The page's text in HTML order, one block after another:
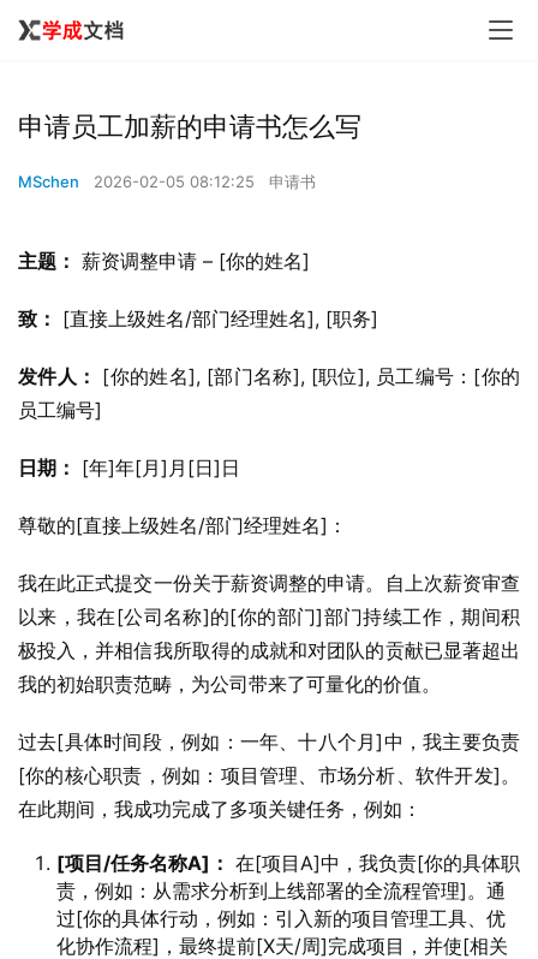
申请员工加薪的申请书怎么写
MSchen 2026-02-05 08:12:25 申请书
主题： 薪资调整申请 – [你的姓名]
致： [直接上级姓名/部门经理姓名], [职务]
发件人： [你的姓名], [部门名称], [职位], 员工编号：[你的
员工编号]
日期： [年]年[月]月[日]日
尊敬的[直接上级姓名/部门经理姓名]：
我在此正式提交一份关于薪资调整的申请。自上次薪资审查
以来，我在[公司名称]的[你的部门]部门持续工作，期间积
极投入，并相信我所取得的成就和对团队的贡献已显著超出
我的初始职责范畴，为公司带来了可量化的价值。
过去[具体时间段，例如：一年、十八个月]中，我主要负责
[你的核心职责，例如：项目管理、市场分析、软件开发]。
在此期间，我成功完成了多项关键任务，例如：
[项目/任务名称A]： 在[项目A]中，我负责[你的具体职
责，例如：从需求分析到上线部署的全流程管理]。通
过[你的具体行动，例如：引入新的项目管理工具、优
化协作流程]，最终提前[X天/周]完成项目，并使[相关